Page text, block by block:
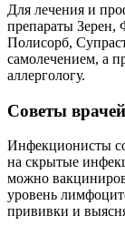
Для лечения и
препараты Зерен,
Полисорб,
самолечением, а
аллергологу.
Советы врачей
Инфекционисты
на скрытые
можно
уровень
прививки и